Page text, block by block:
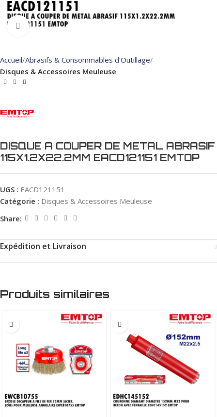
Click to enlarge
Accueil Abrasifs & Consommables d'Outillage
Disques & Accessoires Meuleuse
DISQUE A COUPER DE METAL ABRASIF
115X1.2X22.2MM EACD121151 EMTOP
UGS : EACD121151
Catégorie : Disques & Accessoires Meuleuse
Share:
Expédition et Livraison
Produits similaires